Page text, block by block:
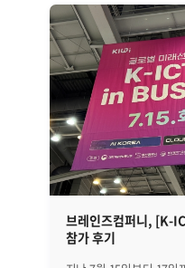
브레인즈컴퍼니, [K-
참가 후기